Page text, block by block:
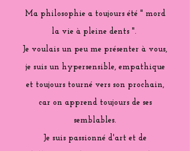
Ma philosophie a toujours été " mord
la vie à pleine dents ".
Je voulais un peu me présenter à vous,
je suis un hypersensible, empathique
et toujours tourné vers son prochain,
car on apprend toujours de ses
semblables.
Je suis passionné d'art et de